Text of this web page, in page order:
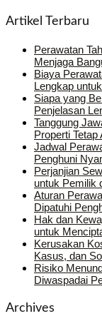
Artikel Terbaru
Perawatan
Menjaga
Biaya
Lengkap
Siapa yang
Penjelasan
Tanggung
Properti
Jadwal
Penghuni
Perjanjian
untuk Pemilik
Aturan
Dipatuhi
Hak dan
untuk
Kerusakan
Kasus, dan
Risiko
Diwaspadai
Archives